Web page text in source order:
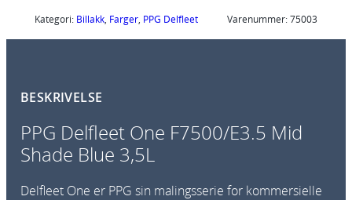
Kategori: Billakk, Farger, PPG Delfleet Varenummer:75003
BESKRIVELSE
PPG Delfleet One F7500/E3.5 Mid
Shade Blue 3,5L
Delfleet One er PPG sin malingsserie for kommersielle